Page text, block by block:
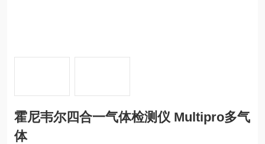
霍尼韦尔四合一气体检测仪 Multipro多气
体